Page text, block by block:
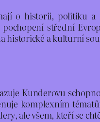
o historii, politiku
střední
historické a kulturní
Kunderovu
komplexním
ale všem, kteří se